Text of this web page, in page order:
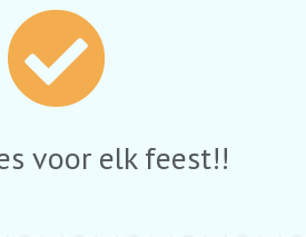
voor elk feest!!